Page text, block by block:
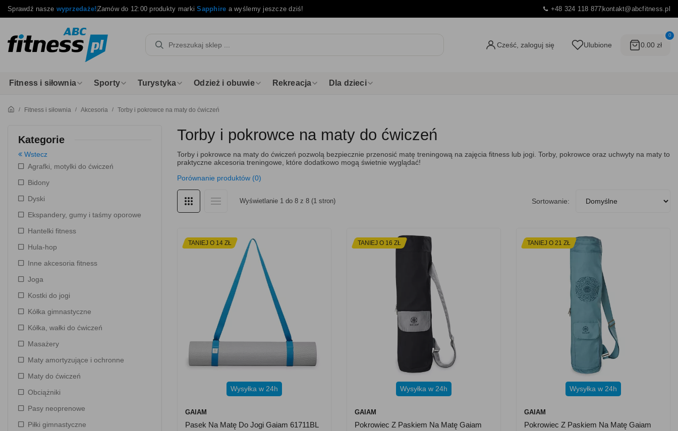
Sprawdź nasze wyprzedaże!Zamów do 12:00 produkty markiSapphire a wyślemy jeszcze dziś! +48 324 118 877kontakt@abcfitness.pl
Cześć, zaloguj się Ulubione
0
0.00 zł
Fitness i siłownia Sporty Turystyka Odzież i obuwie Rekreacja Dla dzieci
Fitness i siłownia Akcesoria Torby i pokrowce na maty do ćwiczeń
Kategorie
Wstecz
Agrafki, motylki do ćwiczeń
Bidony
Dyski
Ekspandery, gumy i taśmy oporowe
Hantelki fitness
Hula-hop
Inne akcesoria fitness
Joga
Kostki do jogi
Kółka gimnastyczne
Kółka, wałki do ćwiczeń
Masażery
Maty amortyzujące i ochronne
Maty do ćwiczeń
Obciążniki
Pasy neoprenowe
Piłki gimnastyczne
Torby i pokrowce na maty do ćwiczeń
Torby i pokrowce na maty do ćwiczeń pozwolą bezpiecznie przenosić matę treningową na zajęcia fitness lub jogi. Torby, pokrowce oraz uchwyty na maty to
praktyczne akcesoria treningowe, które dodatkowo mogą świetnie wyglądać!
Porównanie produktów (0)
Wyświetlanie 1 do 8 z 8 (1 stron) Sortowanie:
TANIEJ O 14 ZŁ
Wysyłka w 24h
GAIAM
Pasek Na Matę Do Jogi Gaiam 61711BL
TANIEJ O 16 ZŁ
Wysyłka w 24h
GAIAM
Pokrowiec Z Paskiem Na Matę Gaiam
TANIEJ O 21 ZŁ
Wysyłka w 24h
GAIAM
Pokrowiec Z Paskiem Na Matę Gaiam